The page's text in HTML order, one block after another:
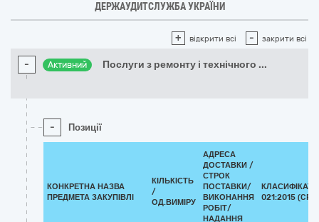
ДЕРЖАУДИТСЛУЖБА УКРАЇНИ
+ відкрити всі - закрити всі
- Активний Послуги з ремонту і технічного ...
- Позиції
КОНКРЕТНА НАЗВА
ПРЕДМЕТА ЗАКУПІВЛІ
КІЛЬКІСТЬ
/
ОД.ВИМІРУ
АДРЕСА
ДОСТАВКИ /
СТРОК
ПОСТАВКИ/
ВИКОНАННЯ
РОБІТ/
НАДАННЯ
021:2015 (CPV)